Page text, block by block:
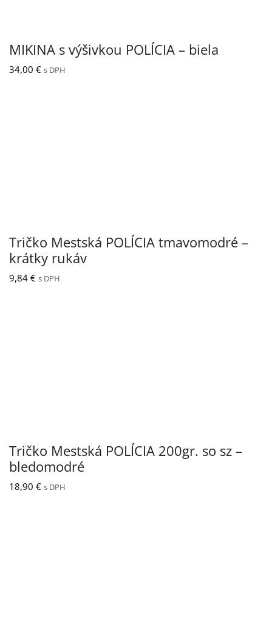
MIKINA s výšivkou POLÍCIA – biela
34,00 € s DPH
Tričko Mestská POLÍCIA tmavomodré –
krátky rukáv
9,84 € s DPH
Tričko Mestská POLÍCIA 200gr. so sz –
bledomodré
18,90 € s DPH